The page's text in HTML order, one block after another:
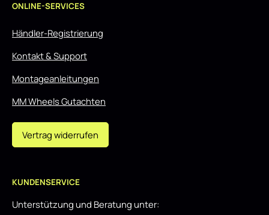
ONLINE-SERVICES
Händler-Registrierung
Kontakt & Support
Montageanleitungen
MM Wheels Gutachten
Vertrag widerrufen
KUNDENSERVICE
Unterstützung und Beratung unter: